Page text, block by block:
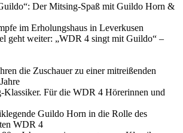
Der Mitsing-Spaß mit Guildo Horn &
im Erholungshaus in Leverkusen
geht weiter: „WDR 4 singt mit Guildo“ –
die Zuschauer zu einer mitreißenden
Klassiker. Für die WDR 4 Hörerinnen und
Guildo Horn in die Rolle des
WDR 4